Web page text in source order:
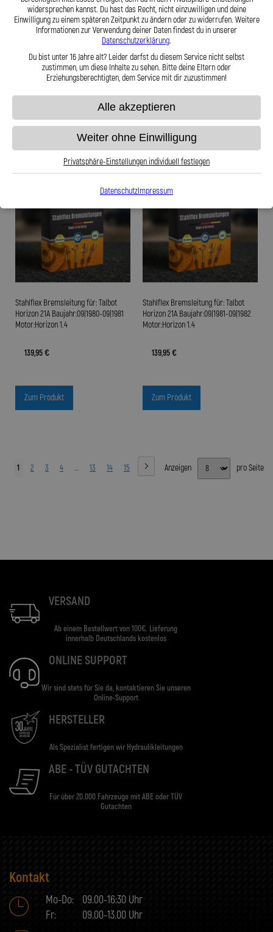
Stahlflex Bremsleitung für: Talbot
Horizon 21A Baujahr:09|1981-09|1985
139,95 €
Zum Produkt
Stahlflex Bremsleitung für: Talbot
Horizon 21A Baujahr:09|1981-09|1984
Motor:Horizon 1.4
139,95 €
Zum Produkt
Stahlflex Bremsleitung für: Talbot
Horizon 21A Baujahr:09|1980-09|1981
Motor:Horizon 1.4
139,95 €
Zum Produkt
Stahlflex Bremsleitung für: Talbot
Horizon 21A Baujahr:09|1981-09|1982
Motor:Horizon 1.4
139,95 €
Zum Produkt
1 2 3 4 … 13 14 15 Anzeigen pro Seite
VERSAND
Ab einem Bestellwert von 100€. Lieferung
innerhalb Deutschlands kostenlos
ONLINE SUPPORT
Wir sind stets für Sie da, kontaktieren Sie unseren
Online-Support
HERSTELLER
Als Spezialist fertigen wir Hydraulikleitungen
ABE - TÜV GUTACHTEN
Für über 20.000 Fahrzeuge mit ABE oder TÜV
Gutachten
Kontakt
Mo-Do:
09.00-16:30 Uhr
Fr:
09.00-13.00 Uhr
widersprechen kannst. Du hast das Recht, nicht einzuwilligen und deine
Einwilligung zu einem späteren Zeitpunkt zu ändern oder zu widerrufen. Weitere
Informationen zur Verwendung deiner Daten findest du in unserer
Datenschutzerklärung.
Du bist unter 16 Jahre alt? Leider darfst du diesem Service nicht selbst
zustimmen, um diese Inhalte zu sehen. Bitte deine Eltern oder
Erziehungsberechtigten, dem Service mit dir zuzustimmen!
Alle akzeptieren
Weiter ohne Einwilligung
Privatsphäre-Einstellungen individuell festlegen
DatenschutzImpressum